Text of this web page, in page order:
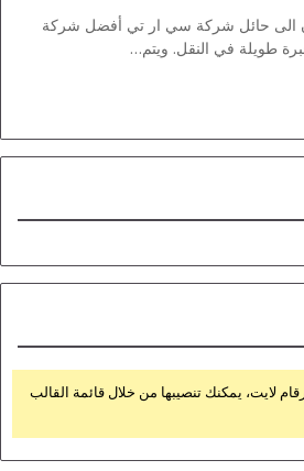
حائل شركة سي ار تي أفضل شركة
طويلة في النقل. ويتم…
لايت، يمكنك تنصيبها من خلال قائمة القالب